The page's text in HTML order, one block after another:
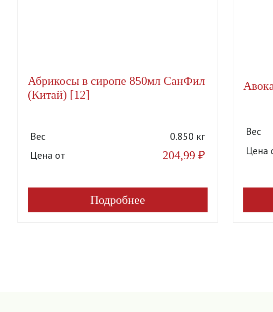
Абрикосы в сиропе 850мл СанФил
(Китай) [12]
Вес
0.850 кг
Цена от
204,99 ₽
Подробнее
Вес
Цена